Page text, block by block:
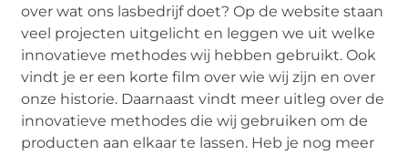
over wat ons lasbedrijf doet? Op de website staan
veel projecten uitgelicht en leggen we uit welke
innovatieve methodes wij hebben gebruikt. Ook
vindt je er een korte film over wie wij zijn en over
onze historie. Daarnaast vindt meer uitleg over de
innovatieve methodes die wij gebruiken om de
producten aan elkaar te lassen. Heb je nog meer